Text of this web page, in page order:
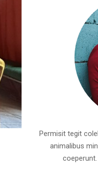
Permisit tegit
animalibus